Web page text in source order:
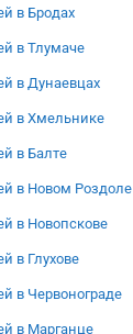
в Бродах
в Тлумаче
в Дунаевцах
в Хмельнике
в Балте
в Новом Роздоле
в Новопскове
в Глухове
в Червонограде
в Марганце